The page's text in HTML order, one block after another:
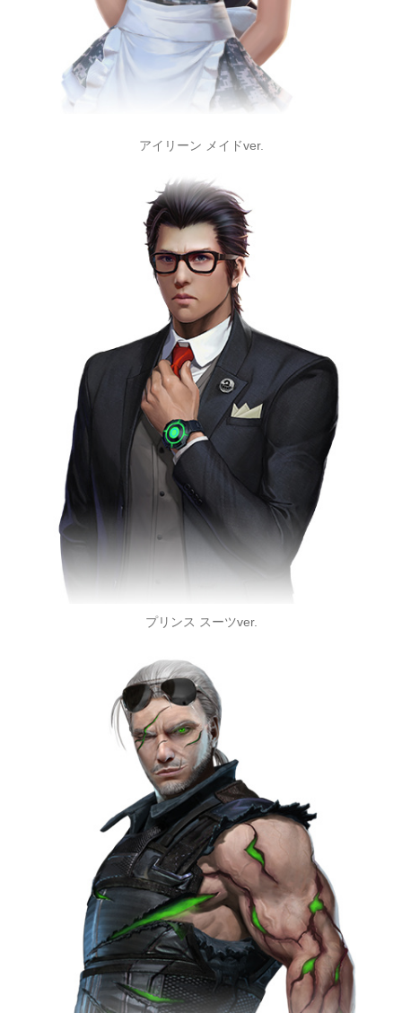
アイリーン メイドver.
プリンス スーツver.